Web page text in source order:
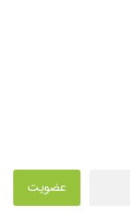
عضویت